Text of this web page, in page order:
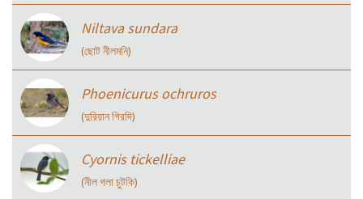
Niltava sundara
(ছোট নীলমনি)
Phoenicurus ochruros
(দুরিয়ান গিরদি)
Cyornis tickelliae
(নীল গলা চুটকি)